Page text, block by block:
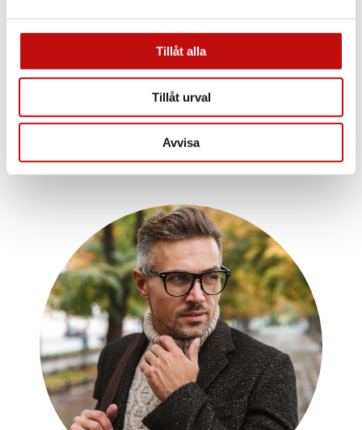
Tillåt alla
Tillåt urval
Avvisa
dig och dina behov är helt avgörande när det
kommer till dina nya glasögon. Vilket glas du
borde välja beror såklart på din syn, men även
din livsstil.